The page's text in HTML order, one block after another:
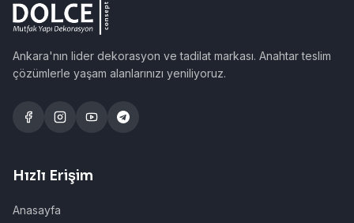
Ankara'nın lider dekorasyon ve tadilat markası. Anahtar teslim
çözümlerle yaşam alanlarınızı yeniliyoruz.
Hızlı Erişim
Anasayfa